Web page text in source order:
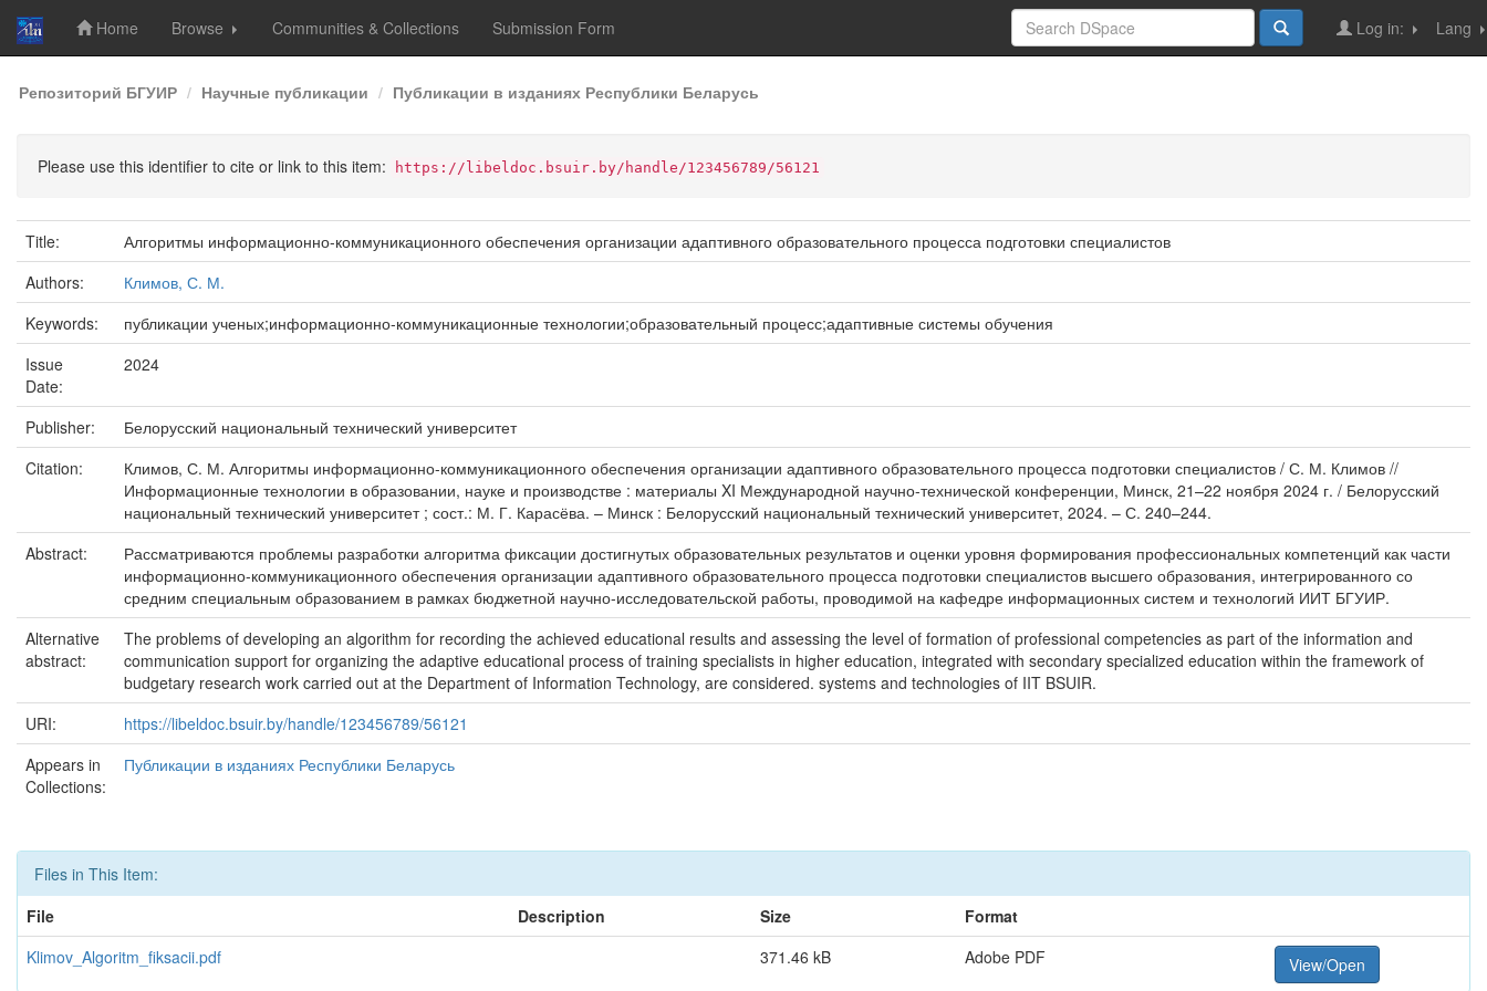
Skip
navigation
Home Browse Communities & Collections Submission Form Lang
Log in:
Репозиторий БГУИР Научные публикации Публикации в изданиях Республики Беларусь
Please use this identifier to cite or link to this item: https://libeldoc.bsuir.by/handle/123456789/56121
Title:
Алгоритмы информационно-коммуникационного обеспечения организации адаптивного образовательного процесса подготовки специалистов
Authors:
Климов, С. М.
Keywords:
публикации ученых;информационно-коммуникационные технологии;образовательный процесс;адаптивные системы обучения
Issue
Date:
2024
Publisher:
Белорусский национальный технический университет
Citation:
Климов, С. М. Алгоритмы информационно-коммуникационного обеспечения организации адаптивного образовательного процесса подготовки специалистов / С. М. Климов //
Информационные технологии в образовании, науке и производстве : материалы XI Международной научно-технической конференции, Минск, 21–22 ноября 2024 г. / Белорусский
национальный технический университет ; сост.: М. Г. Карасёва. – Минск : Белорусский национальный технический университет, 2024. – С. 240–244.
Abstract:
Рассматриваются проблемы разработки алгоритма фиксации достигнутых образовательных результатов и оценки уровня формирования профессиональных компетенций как части
информационно-коммуникационного обеспечения организации адаптивного образовательного процесса подготовки специалистов высшего образования, интегрированного со
средним специальным образованием в рамках бюджетной научно-исследовательской работы, проводимой на кафедре информационных систем и технологий ИИТ БГУИР.
Alternative
abstract:
The problems of developing an algorithm for recording the achieved educational results and assessing the level of formation of professional competencies as part of the information and
communication support for organizing the adaptive educational process of training specialists in higher education, integrated with secondary specialized education within the framework of
budgetary research work carried out at the Department of Information Technology, are considered. systems and technologies of IIT BSUIR.
URI:
https://libeldoc.bsuir.by/handle/123456789/56121
Appears in
Collections:
Публикации в изданиях Республики Беларусь
Files in This Item:
File
Description Size
Format
Klimov_Algoritm_fiksacii.pdf
371.46 kB Adobe PDF View/Open